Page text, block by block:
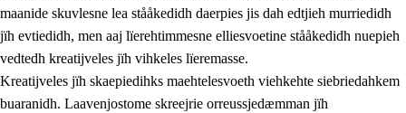
1.5 Eatnemem krööhkestidh jïh byjresegoerkesevoete
1.6 Demokratije jïh meatanårrome
maanide skuvlesne lea stååkedidh daerpies jis dah edtjieh murriedidh
jïh evtiedidh, men aaj lïerehtimmesne elliesvoetine stååkedidh nuepieh
vedtedh kreatijveles jïh vihkeles lïeremasse.
Kreatijveles jïh skaepiedihks maehtelesvoeth viehkehte siebriedahkem
buaranidh. Laavenjostome skreejrie orreussjedæmman jïh